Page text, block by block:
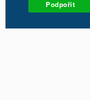
Podpořit